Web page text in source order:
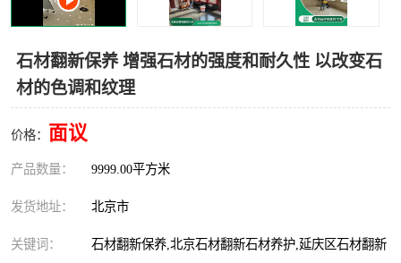
石材翻新保养 增强石材的强度和耐久性 以改变石
材的色调和纹理
价格： 面议
产品数量： 9999.00平方米
发货地址： 北京市
关键词：
石材翻新保养,北京石材翻新石材养护,延庆区石材翻新